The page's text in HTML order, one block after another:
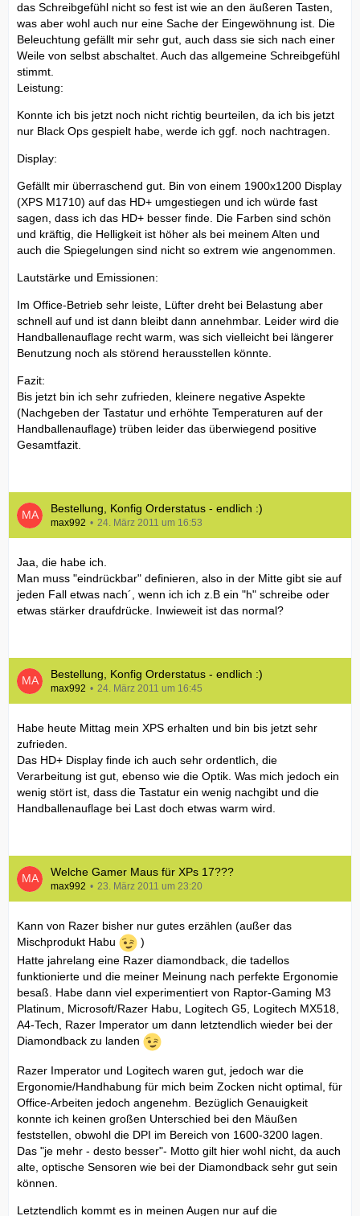
das Schreibgefühl nicht so fest ist wie an den äußeren Tasten,
was aber wohl auch nur eine Sache der Eingewöhnung ist. Die
Beleuchtung gefällt mir sehr gut, auch dass sie sich nach einer
Weile von selbst abschaltet. Auch das allgemeine Schreibgefühl
stimmt.
Leistung:
Konnte ich bis jetzt noch nicht richtig beurteilen, da ich bis jetzt
nur Black Ops gespielt habe, werde ich ggf. noch nachtragen.
Display:
Gefällt mir überraschend gut. Bin von einem 1900x1200 Display
(XPS M1710) auf das HD+ umgestiegen und ich würde fast
sagen, dass ich das HD+ besser finde. Die Farben sind schön
und kräftig, die Helligkeit ist höher als bei meinem Alten und
auch die Spiegelungen sind nicht so extrem wie angenommen.
Lautstärke und Emissionen:
Im Office-Betrieb sehr leiste, Lüfter dreht bei Belastung aber
schnell auf und ist dann bleibt dann annehmbar. Leider wird die
Handballenauflage recht warm, was sich vielleicht bei längerer
Benutzung noch als störend herausstellen könnte.
Fazit:
Bis jetzt bin ich sehr zufrieden, kleinere negative Aspekte
(Nachgeben der Tastatur und erhöhte Temperaturen auf der
Handballenauflage) trüben leider das überwiegend positive
Gesamtfazit.
Bestellung, Konfig Orderstatus - endlich :)
max992 24. März 2011 um 16:53
Jaa, die habe ich.
Man muss "eindrückbar" definieren, also in der Mitte gibt sie auf
jeden Fall etwas nach´, wenn ich ich z.B ein "h" schreibe oder
etwas stärker draufdrücke. Inwieweit ist das normal?
Bestellung, Konfig Orderstatus - endlich :)
max992 24. März 2011 um 16:45
Habe heute Mittag mein XPS erhalten und bin bis jetzt sehr
zufrieden.
Das HD+ Display finde ich auch sehr ordentlich, die
Verarbeitung ist gut, ebenso wie die Optik. Was mich jedoch ein
wenig stört ist, dass die Tastatur ein wenig nachgibt und die
Handballenauflage bei Last doch etwas warm wird.
Welche Gamer Maus für XPs 17???
max992 23. März 2011 um 23:20
Kann von Razer bisher nur gutes erzählen (außer das
Mischprodukt Habu
)
Hatte jahrelang eine Razer diamondback, die tadellos
funktionierte und die meiner Meinung nach perfekte Ergonomie
besaß. Habe dann viel experimentiert von Raptor-Gaming M3
Platinum, Microsoft/Razer Habu, Logitech G5, Logitech MX518,
A4-Tech, Razer Imperator um dann letztendlich wieder bei der
Diamondback zu landen
Razer Imperator und Logitech waren gut, jedoch war die
Ergonomie/Handhabung für mich beim Zocken nicht optimal, für
Office-Arbeiten jedoch angenehm. Bezüglich Genauigkeit
konnte ich keinen großen Unterschied bei den Mäußen
feststellen, obwohl die DPI im Bereich von 1600-3200 lagen.
Das "je mehr - desto besser"- Motto gilt hier wohl nicht, da auch
alte, optische Sensoren wie bei der Diamondback sehr gut sein
können.
Letztendlich kommt es in meinen Augen nur auf die